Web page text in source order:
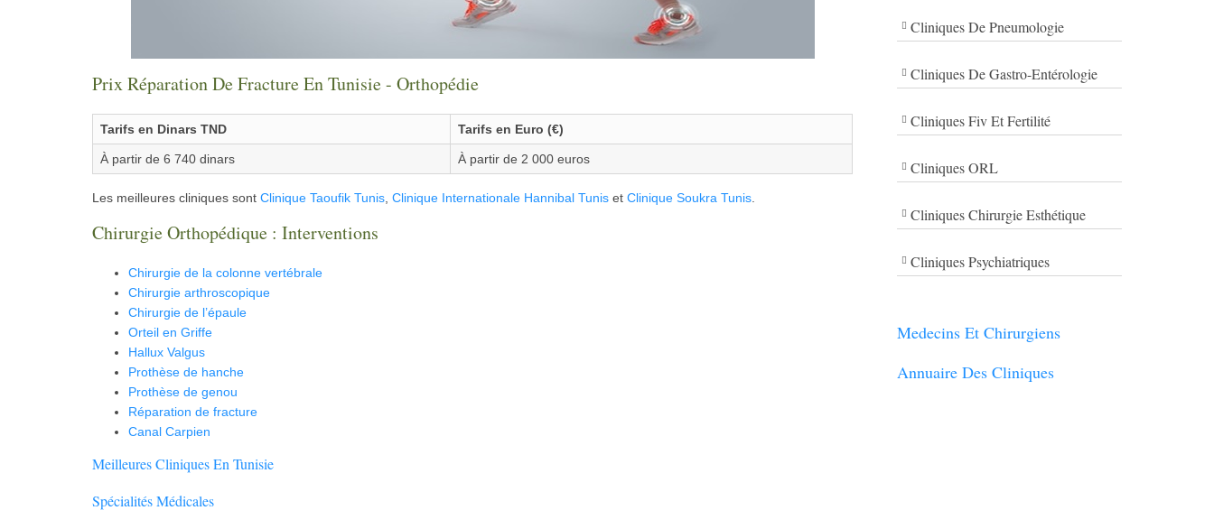
Prix Réparation De Fracture En Tunisie - Orthopédie
Tarifs en Dinars TND Tarifs en Euro (€)
À partir de 6 740 dinars À partir de 2 000 euros
Les meilleures cliniques sont Clinique Taoufik Tunis Clinique Internationale Hannibal Tunis et Clinique Soukra Tunis
Chirurgie Orthopédique : Interventions
Chirurgie de la colonne vertébrale
Chirurgie arthroscopique
Chirurgie de l’épaule
Orteil en Griffe
Hallux Valgus
Prothèse de hanche
Prothèse de genou
Réparation de fracture
Canal Carpien
Meilleures Cliniques En Tunisie
Spécialités Médicales
Cliniques De Pneumologie
Cliniques De Gastro-Entérologie
Cliniques Fiv Et Fertilité
Cliniques ORL
Cliniques Chirurgie Esthétique
Cliniques Psychiatriques
Medecins Et Chirurgiens
Annuaire Des Cliniques